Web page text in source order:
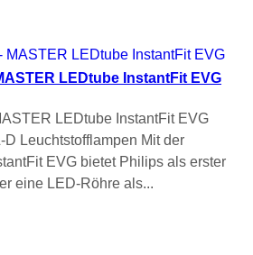
LEDtube InstantFit EVG
LEDtube InstantFit EVG
D Leuchtstofflampen Mit der
EVG bietet Philips als erster
eine LED-Röhre als...